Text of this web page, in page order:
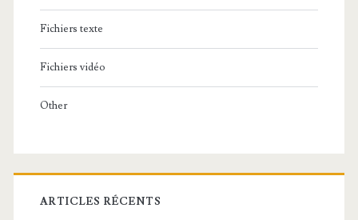
Fichiers texte
Fichiers vidéo
Other
ARTICLES RÉCENTS